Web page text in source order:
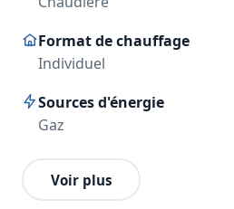
Format de chauffage
Individuel
Sources d'énergie
Gaz
Voir plus